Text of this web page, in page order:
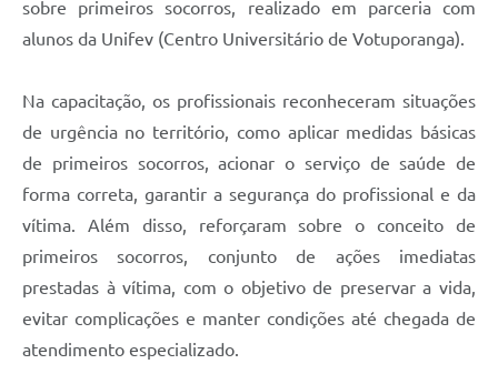
sobre primeiros socorros, realizado em parceria com
alunos da Unifev (Centro Universitário de Votuporanga).
Na capacitação, os profissionais reconheceram situações
de urgência no território, como aplicar medidas básicas
de primeiros socorros, acionar o serviço de saúde de
forma correta, garantir a segurança do profissional e da
vítima. Além disso, reforçaram sobre o conceito de
primeiros socorros, conjunto de ações imediatas
prestadas à vítima, com o objetivo de preservar a vida,
evitar complicações e manter condições até chegada de
atendimento especializado.